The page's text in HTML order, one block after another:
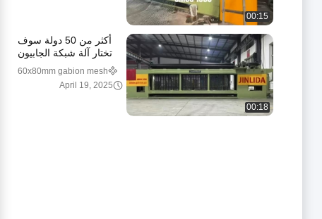
00:15
00:18
أكثر من 50 دولة سوف
تختار آلة شبكة الجابيون
جينليدا.
60x80mm gabion mesh
April 19, 2025